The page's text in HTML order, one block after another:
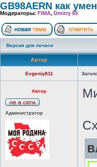
GB98AERN как
Модераторы: FIMA, Dmitry 65
Версия для печати
Автор
Evgeniy811
Автор
Администратор